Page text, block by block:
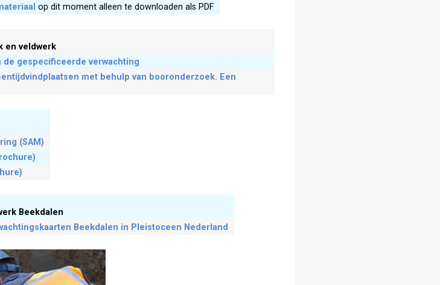
op dit moment alleen te downloaden als PDF
en veldwerk
de gespecificeerde verwachting
met behulp van booronderzoek. Een
(SAM)
Beekdalen
Beekdalen in Pleistoceen Nederland